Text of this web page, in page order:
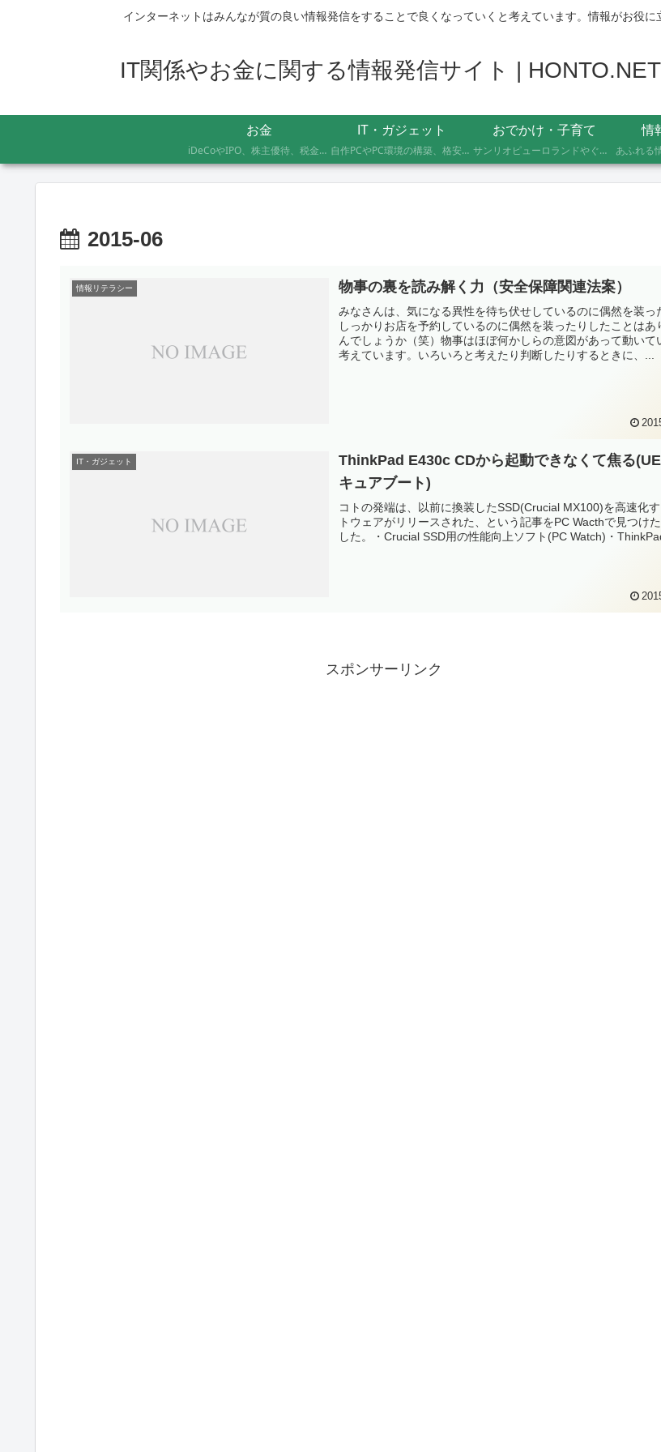
インターネットはみんなが質の良い情報発信をすることで良くなっていくと考えています。情報がお役
IT関係やお金に関する情報発信サイト |
お金
iDeCoやIPO、株主優待、税金のお得な支払い方法まで、AFP資格を持つ管理人が実際に体験したお金の記録です。証券会社の手続きにかかった日数や失敗談など、体験した人にしかわからないリアルな情報をお届けします。
IT・ガジェット
自作PCやPC環境の構築、格安SIMへのMNP乗り換え、便利なソフト・サービスの活用記録です。製品の型番や設定手順、つまずいたポイントまで具体的に記載していますので、同じことをしたい方の参考になれば幸いです。
おでかけ・子育て
サンリオピューロランドやぐりんぱなど、未就学児2人を連れて実際に行ったスポットの体験レポートです。株主優待や割引券でお得に楽しむ方法、子連れならではの持ち物や注意点もあわせて記録しています。
情
2015-06
情報リテラシー 物事の裏を読み解く力（安全保障関連法案）
みなさんは、気になる異性を待ち伏せしているのに偶然を装っ
しっかりお店を予約しているのに偶然を装ったりしたことはあ
んでしょうか（笑）物事はほぼ何かしらの意図があって動いて
考えています。いろいろと考えたり判断したりするときに、...
IT・ガジェット
ThinkPad E430c CDから起動できなくて焦る
キュアブート)
コトの発端は、以前に換装したSSD(Crucial MX100)を高速化
トウェアがリリースされた、という記事をPC Wacthで見つけ
した。・Crucial SSD用の性能向上ソフト(PC Watch)・
スポンサーリンク